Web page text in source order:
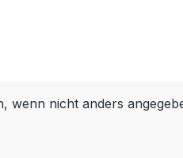
wenn nicht anders